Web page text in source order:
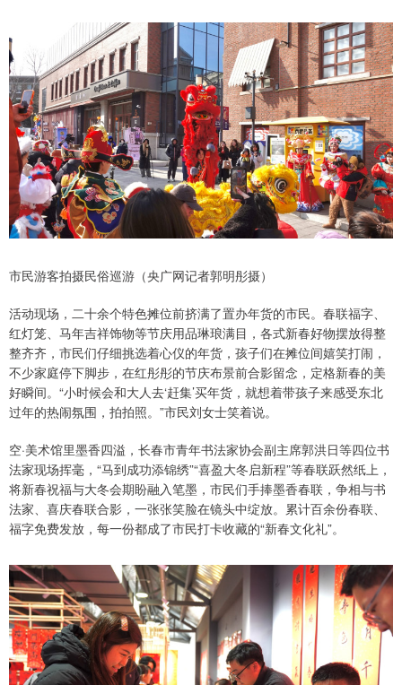
市民游客拍摄民俗巡游（央广网记者郭明彤摄）
活动现场，二十余个特色摊位前挤满了置办年货的市民。春联福字、
红灯笼、马年吉祥饰物等节庆用品琳琅满目，各式新春好物摆放得整
整齐齐，市民们仔细挑选着心仪的年货，孩子们在摊位间嬉笑打闹，
不少家庭停下脚步，在红彤彤的节庆布景前合影留念，定格新春的美
好瞬间。“小时候会和大人去‘赶集’买年货，就想着带孩子来感受东北
过年的热闹氛围，拍拍照。”市民刘女士笑着说。
空·美术馆里墨香四溢，长春市青年书法家协会副主席郭洪日等四位书
法家现场挥毫，“马到成功添锦绣”“喜盈大冬启新程”等春联跃然纸上，
将新春祝福与大冬会期盼融入笔墨，市民们手捧墨香春联，争相与书
法家、喜庆春联合影，一张张笑脸在镜头中绽放。累计百余份春联、
福字免费发放，每一份都成了市民打卡收藏的“新春文化礼”。